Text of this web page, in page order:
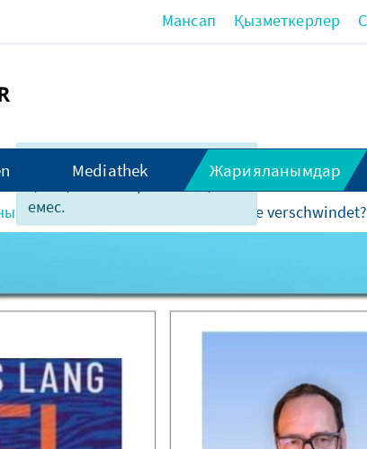
Өкінішке орай, бұл беттің
қазақ тілі мазмұны толық
емес.
Мансап Қызметкерлер
Mediathek Жарияланымдар
Melville verschwindet?